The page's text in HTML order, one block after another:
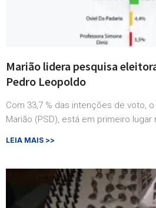
Marião lidera pesquisa
Pedro Leopoldo
Com 33,7 % das intenções de voto,
Marião (PSD), está em primeiro
LEIA MAIS >>